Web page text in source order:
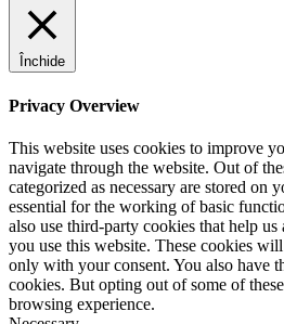
Închide
Privacy Overview
This website uses cookies to improve
navigate through the website. Out of
categorized as necessary are stored on
essential for the working of basic
also use third-party cookies that help
you use this website. These cookies
only with your consent. You also have
cookies. But opting out of some of
browsing experience.